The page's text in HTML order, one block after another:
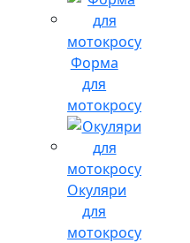
Форма
для
мотокросу
Окуляри
для
мотокросу